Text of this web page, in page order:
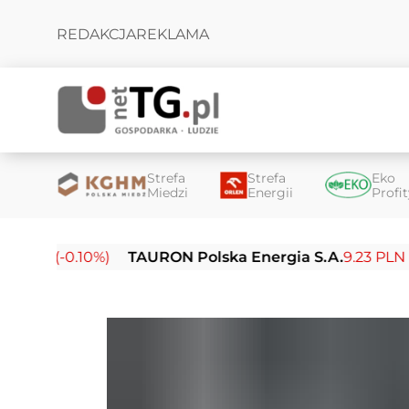
REDAKCJAREKLAMA
Strefa
Miedzi
Strefa
Energii
Eko
(-0.10%) TAURON Polska Energia S.A.9.23 PLN (-